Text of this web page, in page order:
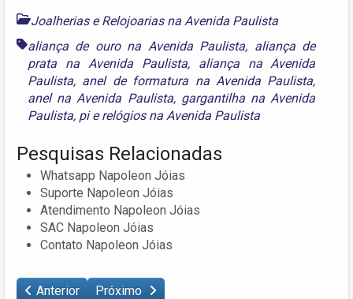
Joalherias e Relojoarias na Avenida Paulista
aliança de ouro na Avenida Paulista, aliança de
prata na Avenida Paulista, aliança na Avenida
Paulista, anel de formatura na Avenida Paulista,
anel na Avenida Paulista, gargantilha na Avenida
Paulista, pierelógios na Avenida Paulista
Pesquisas Relacionadas
Whatsapp Napoleon Jóias
Suporte Napoleon Jóias
Atendimento Napoleon Jóias
SAC Napoleon Jóias
Contato Napoleon Jóias
Anterior Próximo